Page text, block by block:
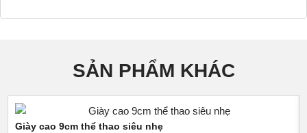
SẢN PHẨM KHÁC
Giày cao 9cm thể thao siêu nhẹ